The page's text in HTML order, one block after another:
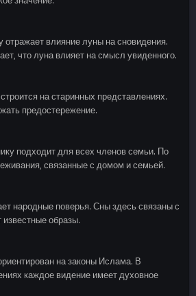
влияние луны на сновидения.
что луна влияет на смысл увиденного.
на старинных представлениях.
предостережение.
подходит для всех членов семьи. По
связанные с домом и семьей.
народные поверья. Сны здесь связаны с
образы.
на законы Ислама. В
каждое видение имеет духовное